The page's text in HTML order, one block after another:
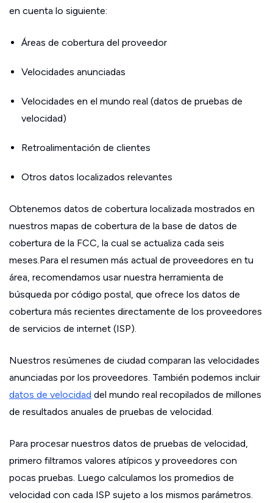
en cuenta lo siguiente:
Áreas de cobertura del proveedor
Velocidades anunciadas
Velocidades en el mundo real (datos de pruebas de
velocidad)
Retroalimentación de clientes
Otros datos localizados relevantes
Obtenemos datos de cobertura localizada mostrados en
nuestros mapas de cobertura de la base de datos de
cobertura de la FCC, la cual se actualiza cada seis
meses.Para el resumen más actual de proveedores en tu
área, recomendamos usar nuestra herramienta de
búsqueda por código postal, que ofrece los datos de
cobertura más recientes directamente de los proveedores
de servicios de internet (ISP).
Nuestros resúmenes de ciudad comparan las velocidades
anunciadas por los proveedores. También podemos incluir
datos de velocidad del mundo real recopilados de millones
de resultados anuales de pruebas de velocidad.
Para procesar nuestros datos de pruebas de velocidad,
primero filtramos valores atípicos y proveedores con
pocas pruebas. Luego calculamos los promedios de
velocidad con cada ISP sujeto a los mismos parámetros.